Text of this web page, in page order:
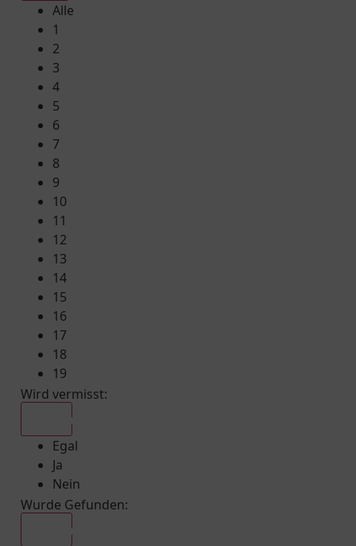
Alle
1
2
3
4
5
6
7
8
9
10
11
12
13
14
15
16
17
18
19
Wird vermisst:
Egal
Ja
Nein
Wurde Gefunden: